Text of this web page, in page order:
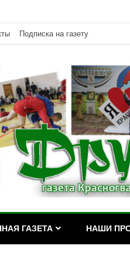
Подписка на газету
ГАЗЕТА НАШИ